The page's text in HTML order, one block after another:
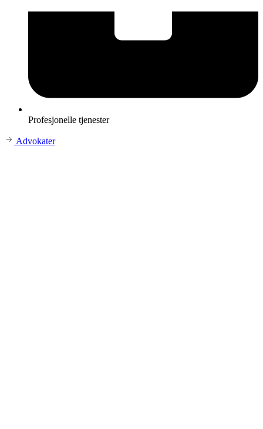
Profesjonelle tjenester
Advokater